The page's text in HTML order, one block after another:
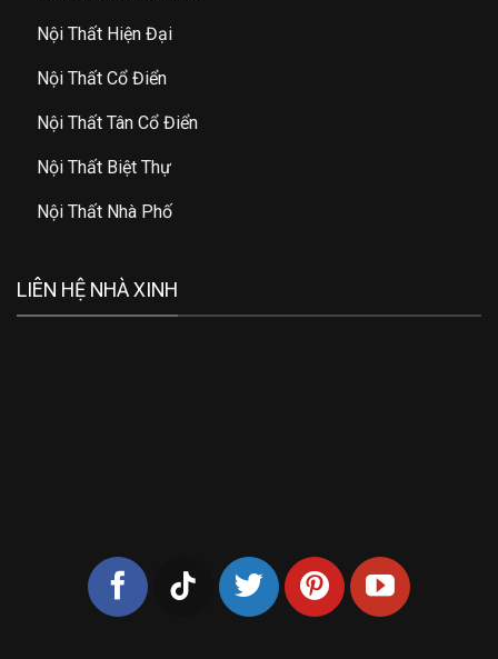
Nội Thất Hiện Đại
Nội Thất Cổ Điển
Nội Thất Tân Cổ Điển
Nội Thất Biệt Thự
Nội Thất Nhà Phố
LIÊN HỆ NHÀ XINH